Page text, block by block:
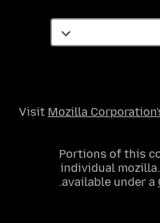
Visit Mozilla
Portions of this
individual
available under a
.